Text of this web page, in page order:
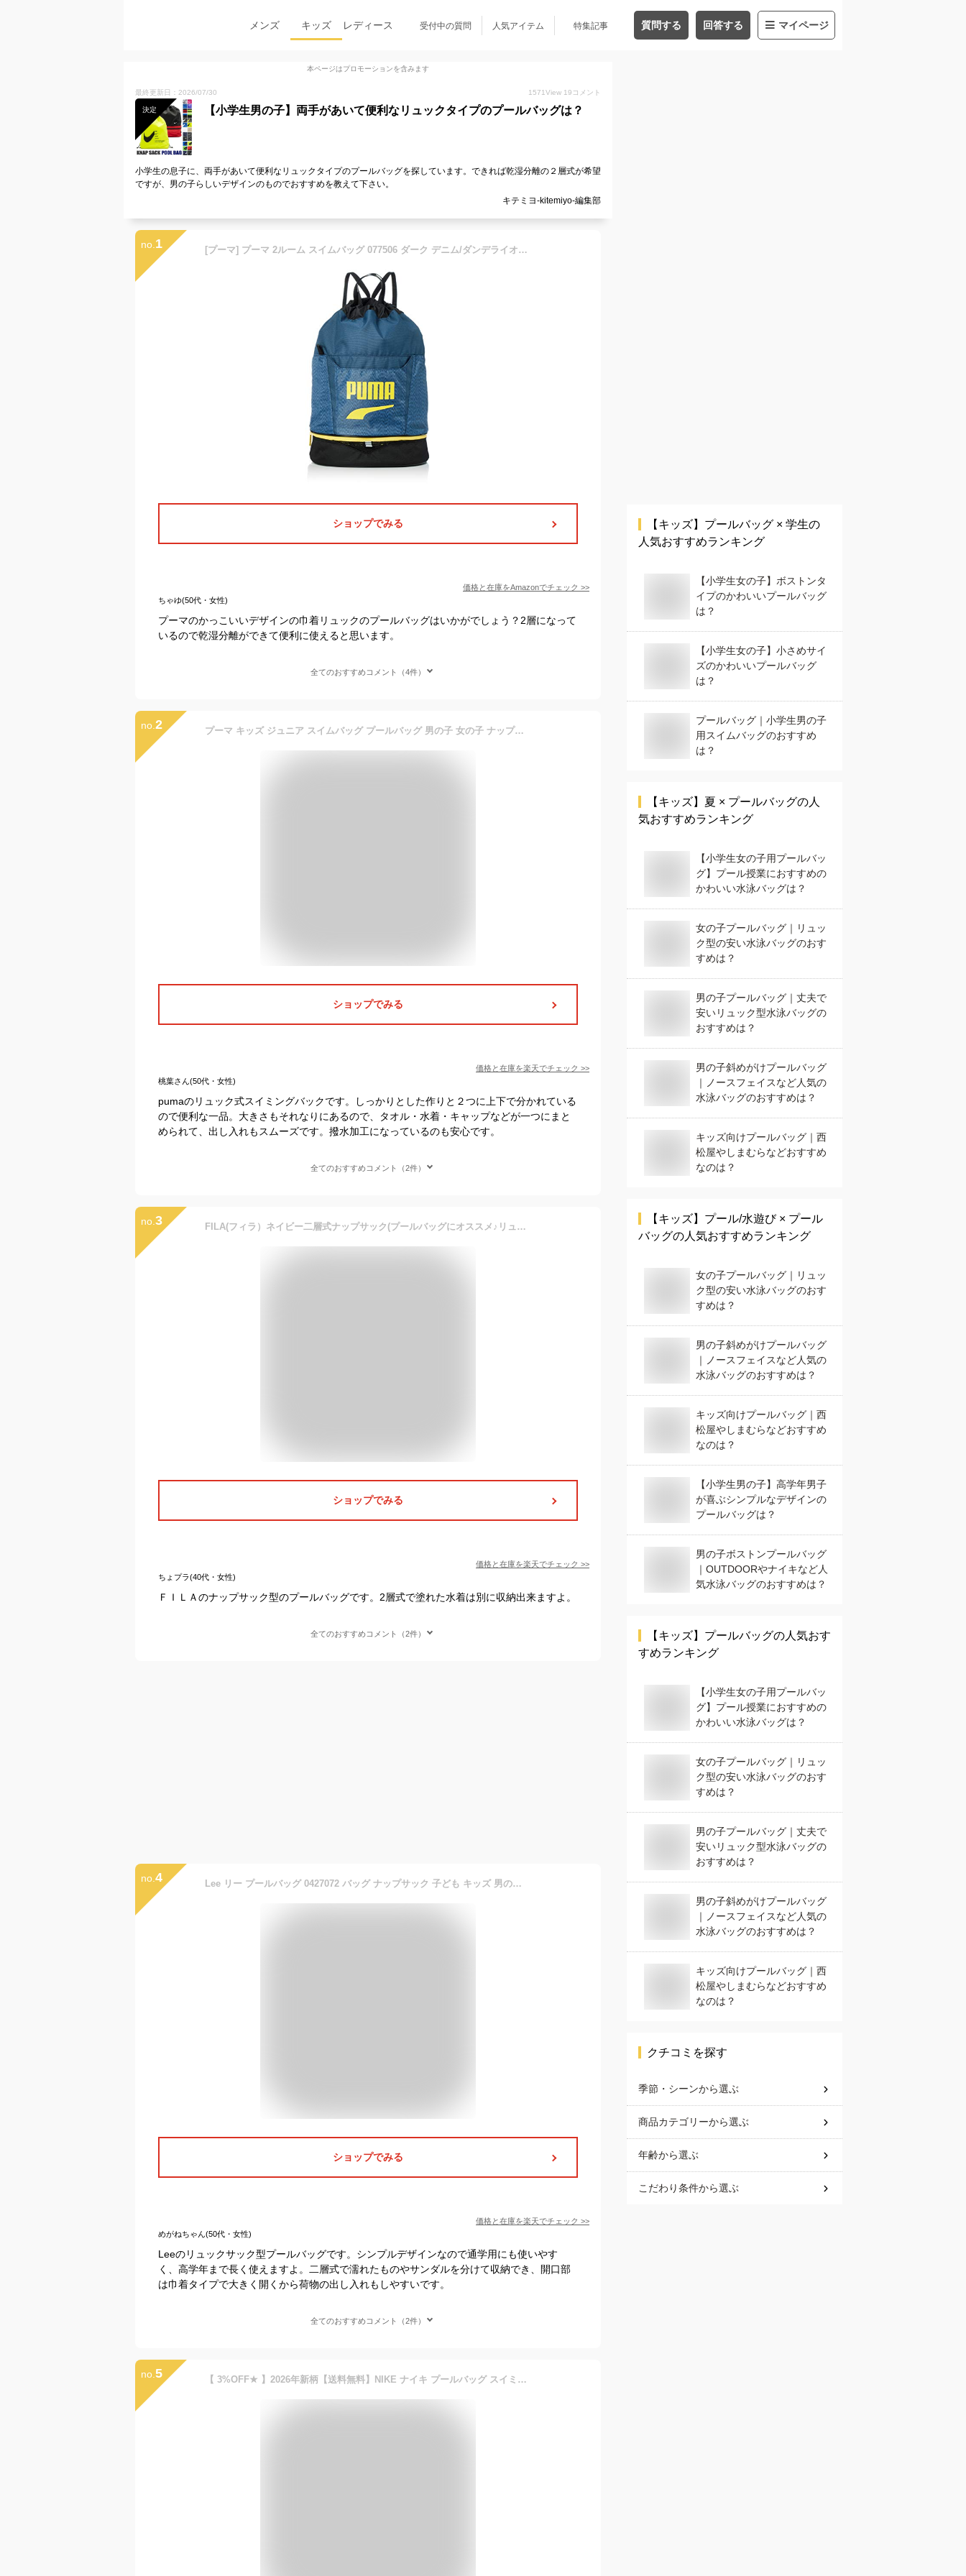
メンズ キッズ レディース 受付中の質問 人気アイテム 特集記事 質問する 回答する マイページ
本ページはプロモーションを含みます
最終更新日：2026/07/30 1571View 19 コメント
決定 【小学生男の子】両手があいて便利なリュックタイプのプールバッグは？
小学生の息子に、両手があいて便利なリュックタイプのプールバッグを探しています。できれば乾湿分離の２層式が希望
ですが、男の子らしいデザインのものでおすすめを教えて下さい。
キテミヨ-kitemiyo-編集部
no. 1 [プーマ] プーマ 2ルーム スイムバッグ 077506 ダーク デニム/ダンデライオン (02)
ショップでみる
価格と在庫をAmazonでチェック >>
ちゃゆ(50代・女性)
プーマのかっこいいデザインの巾着リュックのプールバッグはいかがでしょう？2層になって
いるので乾湿分離ができて便利に使えると思います。
全てのおすすめコメント（4件）
no. 2 プーマ キッズ ジュニア スイムバッグ プールバッグ 男の子 女の子 ナップサック 2ルーム ジムサック リュック おしゃれ スポーツバッグ 春夏秋冬 puma 男児 女児 男子 女子 子供用 小学校 中学校 スイミング 13.5L 送料無料
ショップでみる
価格と在庫を楽天でチェック >>
桃葉さん(50代・女性)
pumaのリュック式スイミングバックです。しっかりとした作りと２つに上下で分かれている
ので便利な一品。大きさもそれなりにあるので、タオル・水着・キャップなどが一つにまと
められて、出し入れもスムーズです。撥水加工になっているのも安心です。
全てのおすすめコメント（2件）
no. 3 FILA(フィラ）ネイビー二層式ナップサック(プールバッグにオススメ♪リュック型サマーバッグ）(129-539）
ショップでみる
価格と在庫を楽天でチェック >>
ちょプラ(40代・女性)
ＦＩＬＡのナップサック型のプールバッグです。2層式で塗れた水着は別に収納出来ますよ。
全てのおすすめコメント（2件）
no. 4 Lee リー プールバッグ 0427072 バッグ ナップサック 子ども キッズ 男の子 女の子 プール
ショップでみる
価格と在庫を楽天でチェック >>
めがねちゃん(50代・女性)
Leeのリュックサック型プールバッグです。シンプルデザインなので通学用にも使いやす
く、高学年まで長く使えますよ。二層式で濡れたものやサンダルを分けて収納でき、開口部
は巾着タイプで大きく開くから荷物の出し入れもしやすいです。
全てのおすすめコメント（2件）
no. 5 【 3%OFF★ 】2026年新柄【送料無料】NIKE ナイキ プールバッグ スイミング バック スポーツバッグ ナップサック リュック キッズ ジュニア メンズ レディース 水泳バッグ 2way 手提げ 男の子 女の子 海 スイムバッグ 大人 小学生 中学生 スポーツブランド ナップザック
【キッズ】 プールバッグ × 学生の
人気おすすめランキング
【小学生女の子】ボストンタ
イプのかわいいプールバッグ
は？
【小学生女の子】小さめサイ
ズのかわいいプールバッグ
は？
プールバッグ｜小学生男の子
用スイムバッグのおすすめ
は？
【キッズ】 夏 × プールバッグの人
気おすすめランキング
【小学生女の子用プールバッ
グ】プール授業におすすめの
かわいい水泳バッグは？
女の子プールバッグ｜リュッ
ク型の安い水泳バッグのおす
すめは？
男の子プールバッグ｜丈夫で
安いリュック型水泳バッグの
おすすめは？
男の子斜めがけプールバッグ
｜ノースフェイスなど人気の
水泳バッグのおすすめは？
キッズ向けプールバッグ｜西
松屋やしまむらなどおすすめ
なのは？
【キッズ】 プール/水遊び × プール
バッグの人気おすすめランキング
女の子プールバッグ｜リュッ
ク型の安い水泳バッグのおす
すめは？
男の子斜めがけプールバッグ
｜ノースフェイスなど人気の
水泳バッグのおすすめは？
キッズ向けプールバッグ｜西
松屋やしまむらなどおすすめ
なのは？
【小学生男の子】高学年男子
が喜ぶシンプルなデザインの
プールバッグは？
男の子ボストンプールバッグ
｜OUTDOORやナイキなど人
気水泳バッグのおすすめは？
【キッズ】 プールバッグの人気おす
すめランキング
【小学生女の子用プールバッ
グ】プール授業におすすめの
かわいい水泳バッグは？
女の子プールバッグ｜リュッ
ク型の安い水泳バッグのおす
すめは？
男の子プールバッグ｜丈夫で
安いリュック型水泳バッグの
おすすめは？
男の子斜めがけプールバッグ
｜ノースフェイスなど人気の
水泳バッグのおすすめは？
キッズ向けプールバッグ｜西
松屋やしまむらなどおすすめ
なのは？
クチコミを探す
季節・シーンから選ぶ
商品カテゴリーから選ぶ
年齢から選ぶ
こだわり条件から選ぶ